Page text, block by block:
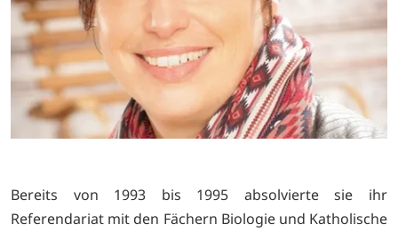
Bereits von 1993 bis 1995 absolvierte sie ihr
Referendariat mit den Fächern Biologie und Katholische